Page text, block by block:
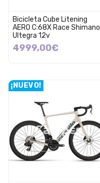
Bicicleta Cube Litening
AERO C:68X Race Shimano
Ultegra 12v
4999,00€
¡NUEVO!